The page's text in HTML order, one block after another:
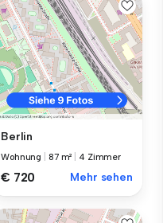
Berlin
Wohnung 87 m² 4 Zimmer
€ 720 Mehr sehen